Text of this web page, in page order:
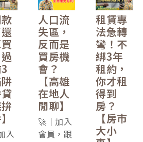
貸
入
人口流
失區，
反而是
買房機
會？
【高雄
在地人
閒聊】
🚀｜加入
會員，跟
租賃專
法急轉
彎！不
綁3年
租約，
你才租
得到
房？
【房市
大小